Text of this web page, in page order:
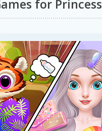
for Princess